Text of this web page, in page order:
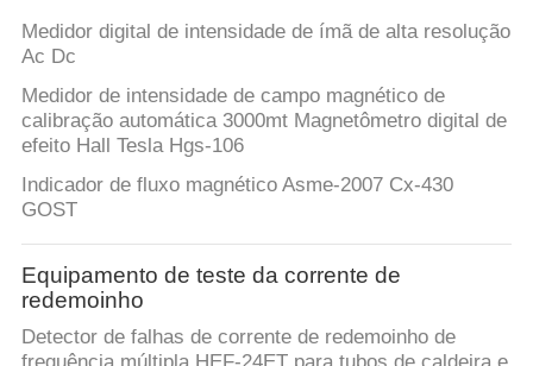
Medidor digital de intensidade de ímã de alta resolução
Ac Dc
Medidor de intensidade de campo magnético de
calibração automática 3000mt Magnetômetro digital de
efeito Hall Tesla Hgs-106
Indicador de fluxo magnético Asme-2007 Cx-430
GOST
Equipamento de teste da corrente de
redemoinho
Detector de falhas de corrente de redemoinho de
frequência múltipla HEF-24ET para tubos de caldeira e